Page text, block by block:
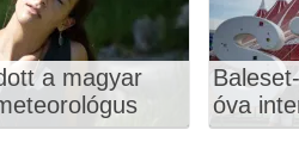
a magyar
óva